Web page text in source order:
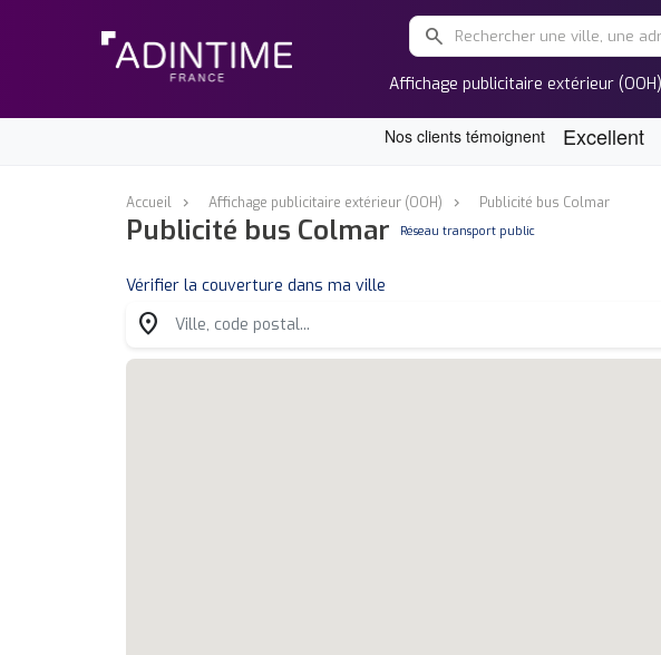
search
Affichage publicitaire extérieur (OOH)
Accueil Affichage publicitaire extérieur (OOH) Publicité bus Colmar
Publicité bus Colmar none
Réseau transport public
Vérifier la couverture dans ma ville
location_on